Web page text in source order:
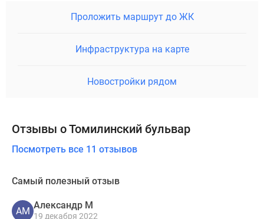
Проложить маршрут до ЖК
Инфраструктура на карте
Новостройки рядом
Отзывы о Томилинский бульвар
Посмотреть все 11 отзывов
Самый полезный отзыв
АМ
Александр М
19 декабря 2022